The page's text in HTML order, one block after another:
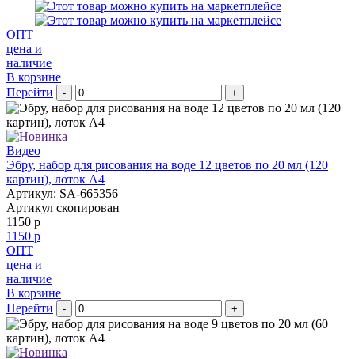
ОПТ
цена и
наличие
В корзине
Перейти
- +
Видео
Эбру, набор для рисования на воде 12 цветов по 20 мл (120
картин), лоток А4
Артикул: SA-665356
Артикул скопирован
1150 р
1150 р
ОПТ
цена и
наличие
В корзине
Перейти
- +